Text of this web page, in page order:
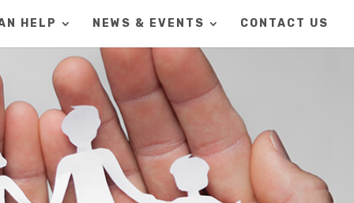
HELP NEWS & EVENTS CONTACT US